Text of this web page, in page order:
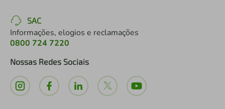
SAC
Informações, elogios e reclamações
0800 724 7220
Nossas Redes Sociais